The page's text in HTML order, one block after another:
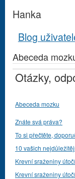
Hanka
Blog
Abeceda
Otázky,
Abeceda mozku
Znáte svá práva?
To si přečtěte,
10 vašich
Krevní sraženiny
Krevní sraženiny